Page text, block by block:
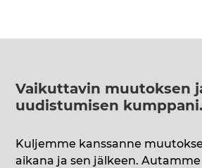
Vaikuttavin muutoksen
uudistumisen kumppani.
Kuljemme kanssanne
aikana ja sen jälkeen.